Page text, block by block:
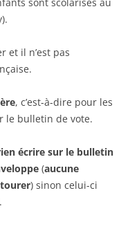
et il n’est pas
, c’est-à-dire pour les
le bulletin de vote.
écrire sur le bulletin
(aucune
) sinon celui-ci